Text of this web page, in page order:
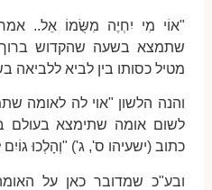
"אוֹי מִי יִחְיֶה מִשֻּׂמוֹ אֵל..
שתמצא בשעה שהקדוש ברוך
מטיל כסותו בין לביא ללביאה
והנה הלשון "אוי לה לאומה
לשום אומה שתימצא בעולם
כתוב (ישעיהו ס', ג') "וְהָלְכוּ
ובע"כ שמדובר כאן על